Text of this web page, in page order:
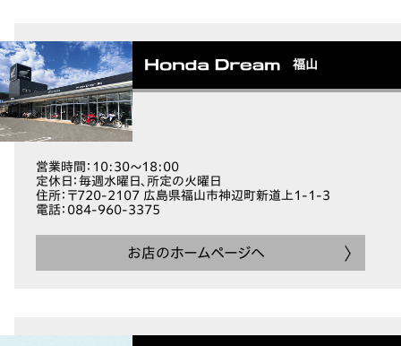
福山
営業時間 ：10:30～18:00
定休日 ：毎週水曜日、所定の火曜日
住所：〒720-2107 広島県福山市神辺町新道上1-1-3
電話：084-960-3375
お店のホームページへ